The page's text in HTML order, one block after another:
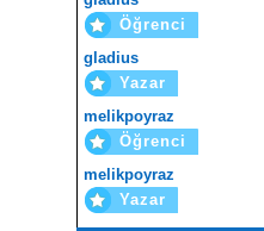
Öğrenci
gladius
Yazar
melikpoyraz
Öğrenci
melikpoyraz
Yazar